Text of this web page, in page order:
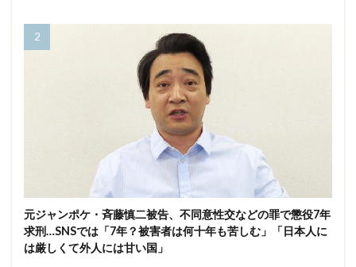
元ジャンポケ・斉藤慎二被告、不同意性交などの罪で懲役7年
求刑…SNSでは「7年？被害者は何十年も苦しむ」「日本人に
は厳しくて外人には甘い国」